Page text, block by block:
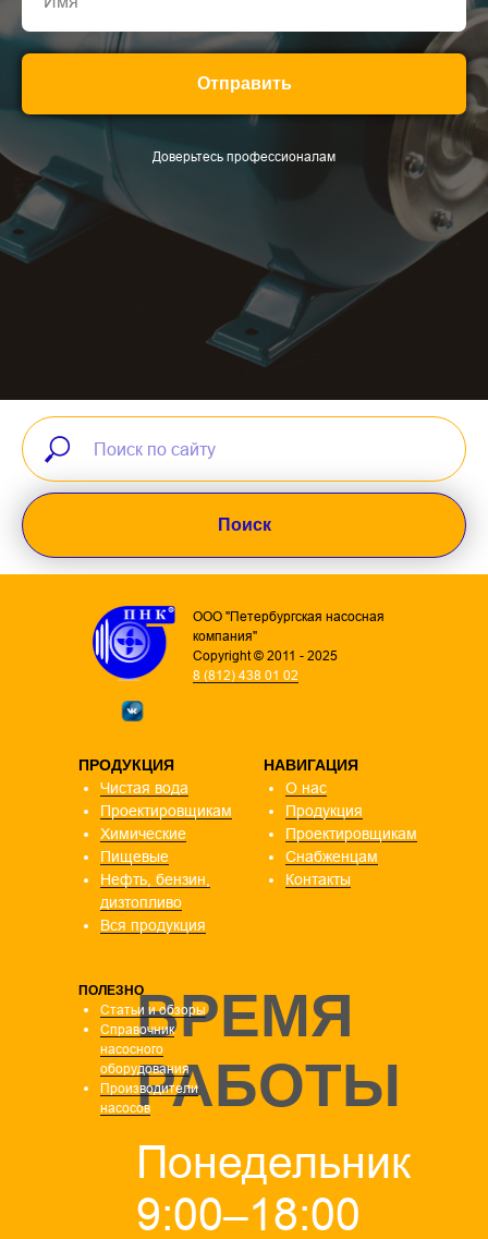
Отправить
Доверьтесь профессионалам
Поиск
ВРЕМЯ
РАБОТЫ
Понедельник
9:00–18:00
НАВИГАЦИЯ
О нас
Продукция
Проектировщикам
Снабженцам
Контакты
ПРОДУКЦИЯ
Чистая вода
Проектировщикам
Химические
Пищевые
Нефть, бензин,
дизтопливо
Вся продукция
ООО "Петербургская насосная
компания"
Copyright © 2011 - 2025
8 (812) 438 01 02
ПОЛЕЗНО
Статьи и обзоры
Справочник
насосного
оборудования
Производители
насосов